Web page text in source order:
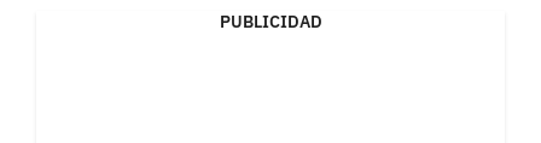
PUBLICIDAD